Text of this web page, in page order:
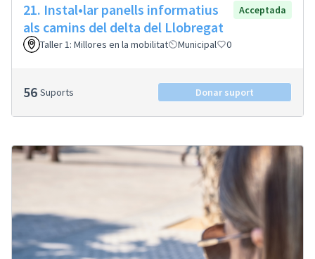
21. Instal•lar panells informatius
als camins del delta del Llobregat
Acceptada
Taller 1: Millores en la mobilitat Municipal 0
56 Suports Donar suport